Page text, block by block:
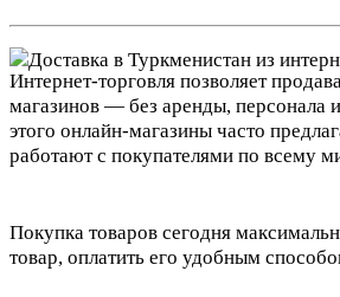
Интернет-торговля позволяет
магазинов — без аренды, персонала
этого онлайн-магазины часто
работают с покупателями по всему
Покупка товаров сегодня
товар, оплатить его удобным